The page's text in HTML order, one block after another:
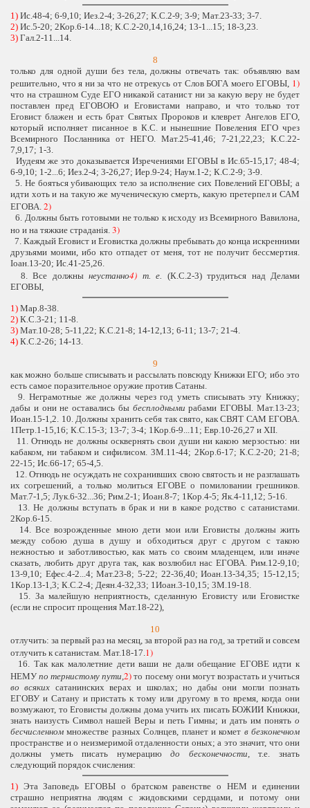
1) Ис.48-4; 6-9,10; Иез.2-4; 3-26,27; К.С.2-9; 3-9; Мат.23-33; 3-7.
2) Ис.5-20; 2Кор.6-14...18; К.С.2-20,14,16,24; 13-1...15; 18-3,23.
3) Гал.2-11...14.
8
только для одной души без тела, должны отвечать так: объявляю вам
решительно, что я ни за что не отрекусь от Слов БОГА моего ЕГОВЫ, 1)
что на страшном Суде ЕГО никакой сатанист ни за какую веру не будет
поставлен пред ЕГОВОЮ и Еговистами направо, и что только тот
Еговист блажен и есть брат Святых Пророков и клеврет Ангелов ЕГО,
который исполняет писанное в К.С. и нынешние Повеления ЕГО чрез
Всемирного Посланника от НЕГО. Мат.25-41,46; 7-21,22,23; К.С.22-
7,9,17; 1-3.
Иудеям же это доказывается Изречениями ЕГОВЫ в Ис.65-15,17; 48-4;
6-9,10; 1-2...6; Иез.2-4; 3-26,27; Иер.9-24; Наум.1-2; К.С.2-9; 3-9.
5. Не бояться убивающих тело за исполнение сих Повелений ЕГОВЫ; а
идти хоть и на такую же мученическую смерть, какую претерпел и САМ
ЕГОВА. 2)
6. Должны быть готовыми не только к исходу из Всемирного Вавилона,
но и на тяжкие страданiя. 3)
7. Каждый Еговист и Еговистка должны пребывать до конца искренними
друзьями моими, ибо кто отпадет от меня, тот не получит бессмертия.
Iоан.13-20; Ис.41-25,26.
8. Все должнынеустанно4) т. е. (К.С.2-3) трудиться над Делами
ЕГОВЫ,
1) Мар.8-38.
2) К.С.3-21; 11-8.
3) Мат.10-28; 5-11,22; К.С.21-8; 14-12,13; 6-11; 13-7; 21-4.
4) К.С.2-26; 14-13.
9
как можно больше списывать и рассылать повсюду Книжки ЕГО; ибо это
есть самое поразительное оружие против Сатаны.
9. Неграмотные же должны через год уметь списывать эту Книжку;
дабы и они не оставались бы бесплоднымирабами ЕГОВЫ. Мат.13-23;
Иоан.15-1,2. 10. Должны хранить себя так свято, как СВЯТ САМ ЕГОВА.
1Петр.1-15,16; К.С.15-3; 13-7; 3-4; 1Кор.6-9...11; Евр.10-26,27 и XII.
11. Отнюдь не должны осквернять свои души ни какою мерзостью: ни
кабаком, ни табаком и сифилисом. 3М.11-44; 2Кор.6-17; К.С.2-20; 21-8;
22-15; Ис.66-17; 65-4,5.
12. Отнюдь не осуждать не сохранивших свою святость и не разглашать
их согрешений, а только молиться ЕГОВЕ о помиловании грешников.
Мат.7-1,5; Лук.6-32...36; Рим.2-1; Иоан.8-7; 1Кор.4-5; Як.4-11,12; 5-16.
13. Не должны вступать в брак и ни в какое родство с сатанистами.
2Кор.6-15.
14. Все возрожденные мною дети мои или Еговисты должны жить
между собою душа в душу и обходиться друг с другом с такою
нежностью и заботливостью, как мать со своим младенцем, или иначе
сказать, любить друг друга так, как возлюбил нас ЕГОВА. Рим.12-9,10;
13-9,10; Ефес.4-2...4; Мат.23-8; 5-22; 22-36,40; Иоан.13-34,35; 15-12,15;
1Кор.13-1,3; К.С.2-4; Деян.4-32,33; 1Иоан.3-10,15; 3М.19-18.
15. За малейшую неприятность, сделанную Еговисту или Еговистке
(если не спросит прощения Мат.18-22),
10
отлучить: за первый раз на месяц, за второй раз на год, за третий и совсем
отлучить к сатанистам. Мат.18-17. 1)
16. Так как малолетние дети ваши не дали обещание ЕГОВЕ идти к
НЕМУ по тернистому пути,2) то посему они могут возрастать и учиться
во всяких сатанинских верах и школах; но дабы они могли познать
ЕГОВУ и Сатану и пристать к тому или другому в то время, когда они
возмужают, то Еговисты должны дома учить их писать БОЖИИ Книжки,
знать наизусть Символ нашей Веры и петь Гимны; и дать им понять о
бесчисленноммножестве разных Солнцев, планет и комет в безконечном
пространстве и о неизмеримой отдаленности оных; а это значит, что они
должны уметь писать нумерациюдо бесконечности , т.е. знать
следующий порядок счисления:
1) Эта Заповедь ЕГОВЫ о братском равенстве о НЕМ и единении
страшно неприятна людям с жидовскими сердцами, и потому они